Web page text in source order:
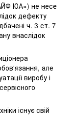
ЮА») не несе
дефекту
ч. 3 ст. 7
внаслідок
але
виробу і
існує свій